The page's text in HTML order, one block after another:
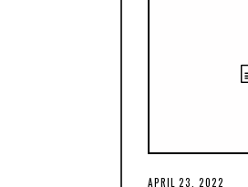
POSTED
APRIL 23, 2022